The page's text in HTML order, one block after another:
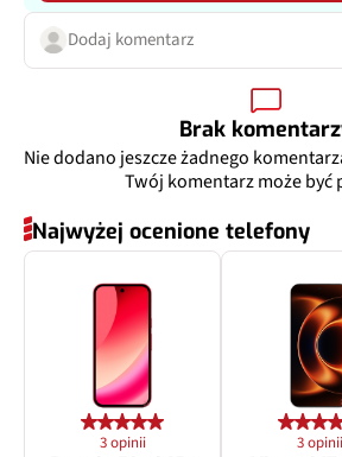
Pixele
Tak
Przysłona f/2.4
Dodaj komentarz
Brak
Nie dodano jeszcze żadnego
Twój komentarz może być
Najwyżej ocenione telefony
3 opinii 3 opinii